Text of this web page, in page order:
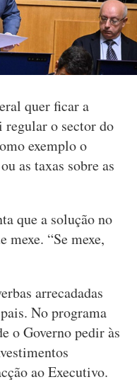
quer ficar a
regular o sector do
exemplo o
as taxas sobre as
que a solução no
mexe. “Se mexe,
arrecadadas
No programa
o Governo pedir às
ao Executivo.